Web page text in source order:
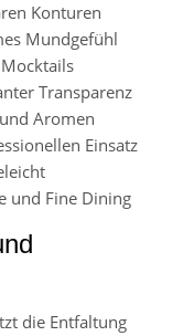
Konturen
Mundgefühl
Transparenz
Aromen
Einsatz
und Fine Dining
die Entfaltung